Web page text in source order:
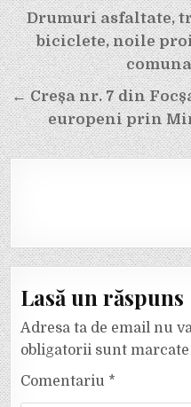
Navigare
în
articole
Drumuri asfaltate,
biciclete, noile
← Creșa nr. 7 din
europeni prin
Lasă un răspuns
Adresa ta de email nu
obligatorii sunt
Comentariu *